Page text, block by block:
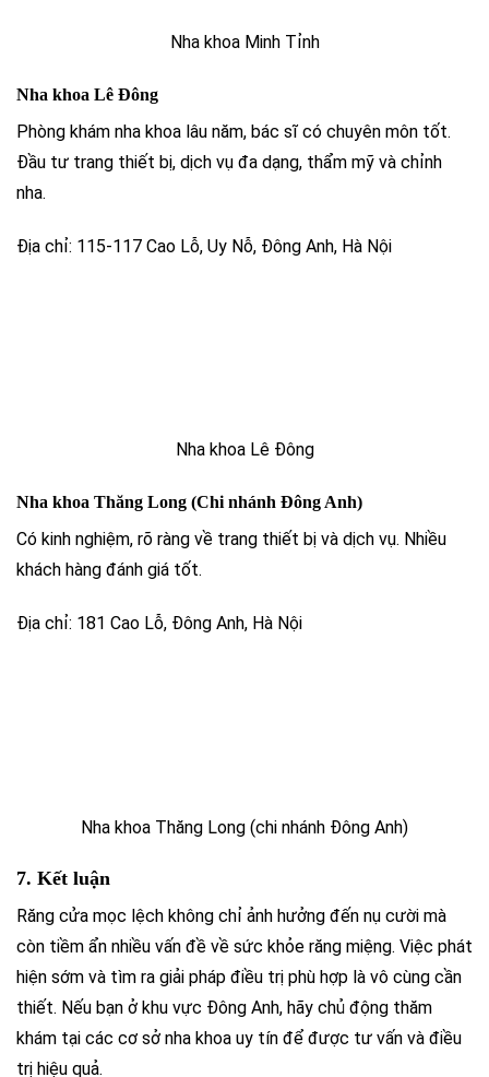
Nha khoa Minh Tỉnh
Nha khoa Lê Đông
Phòng khám nha khoa lâu năm, bác sĩ có chuyên môn tốt.
Đầu tư trang thiết bị, dịch vụ đa dạng, thẩm mỹ và chỉnh
nha.
Địa chỉ: 115-117 Cao Lỗ, Uy Nỗ, Đông Anh, Hà Nội
Nha khoa Lê Đông
Nha khoa Thăng Long (Chi nhánh Đông Anh)
Có kinh nghiệm, rõ ràng về trang thiết bị và dịch vụ. Nhiều
khách hàng đánh giá tốt.
Địa chỉ: 181 Cao Lỗ, Đông Anh, Hà Nội
Nha khoa Thăng Long (chi nhánh Đông Anh)
7. Kết luận
Răng cửa mọc lệch không chỉ ảnh hưởng đến nụ cười mà
còn tiềm ẩn nhiều vấn đề về sức khỏe răng miệng. Việc phát
hiện sớm và tìm ra giải pháp điều trị phù hợp là vô cùng cần
thiết. Nếu bạn ở khu vực Đông Anh, hãy chủ động thăm
khám tại các cơ sở nha khoa uy tín để được tư vấn và điều
trị hiệu quả.